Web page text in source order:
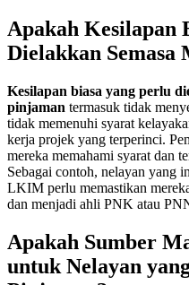
Apakah Kesilapan
Dielakkan Semasa
Kesilapan biasa yang perlu
pinjaman termasuk tidak
tidak memenuhi syarat
kerja projek yang terperinci.
mereka memahami syarat dan
Sebagai contoh, nelayan yang
LKIM perlu memastikan
dan menjadi ahli PNK atau
Apakah Sumber
untuk Nelayan